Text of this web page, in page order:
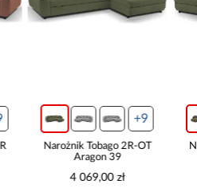
+9
Narożnik Tobago 2R-OT
Aragon 39
4 069,00 zł
Narożnik